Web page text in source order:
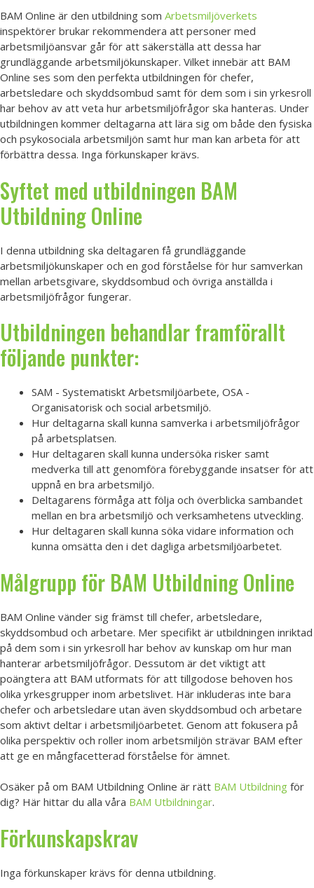
BAM Online är den utbildning som Arbetsmiljöverkets
inspektörer brukar rekommendera att personer med
arbetsmiljöansvar går för att säkerställa att dessa har
grundläggande arbetsmiljökunskaper. Vilket innebär att BAM
Online ses som den perfekta utbildningen för chefer,
arbetsledare och skyddsombud samt för dem som i sin yrkesroll
har behov av att veta hur arbetsmiljöfrågor ska hanteras. Under
utbildningen kommer deltagarna att lära sig om både den fysiska
och psykosociala arbetsmiljön samt hur man kan arbeta för att
förbättra dessa. Inga förkunskaper krävs.
Syftet med utbildningen BAM
Utbildning Online
I denna utbildning ska deltagaren få grundläggande
arbetsmiljökunskaper och en god förståelse för hur samverkan
mellan arbetsgivare, skyddsombud och övriga anställda i
arbetsmiljöfrågor fungerar.
Utbildningen behandlar framförallt
följande punkter:
SAM - Systematiskt Arbetsmiljöarbete, OSA -
Organisatorisk och social arbetsmiljö.
Hur deltagarna skall kunna samverka i arbetsmiljöfrågor
på arbetsplatsen.
Hur deltagaren skall kunna undersöka risker samt
medverka till att genomföra förebyggande insatser för att
uppnå en bra arbetsmiljö.
Deltagarens förmåga att följa och överblicka sambandet
mellan en bra arbetsmiljö och verksamhetens utveckling.
Hur deltagaren skall kunna söka vidare information och
kunna omsätta den i det dagliga arbetsmiljöarbetet.
Målgrupp för BAM Utbildning Online
BAM Online vänder sig främst till chefer, arbetsledare,
skyddsombud och arbetare. Mer specifikt är utbildningen inriktad
på dem som i sin yrkesroll har behov av kunskap om hur man
hanterar arbetsmiljöfrågor. Dessutom är det viktigt att
poängtera att BAM utformats för att tillgodose behoven hos
olika yrkesgrupper inom arbetslivet. Här inkluderas inte bara
chefer och arbetsledare utan även skyddsombud och arbetare
som aktivt deltar i arbetsmiljöarbetet. Genom att fokusera på
olika perspektiv och roller inom arbetsmiljön strävar BAM efter
att ge en mångfacetterad förståelse för ämnet.
Osäker på om BAM Utbildning Online är rätt BAM Utbildning för
dig? Här hittar du alla våra BAM Utbildningar.
Förkunskapskrav
Inga förkunskaper krävs för denna utbildning.